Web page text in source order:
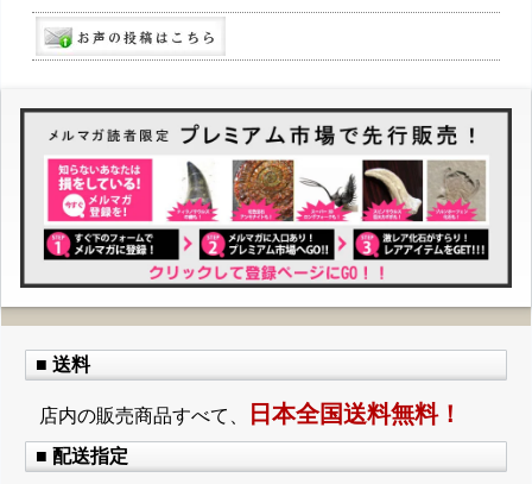
■ 送料
店内の販売商品すべて、 日本全国送料無料！
■ 配送指定